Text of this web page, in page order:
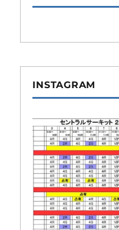
INSTAGRAM